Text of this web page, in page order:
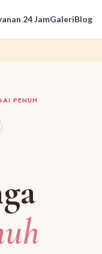
24 JamGaleriBlog
PENUH